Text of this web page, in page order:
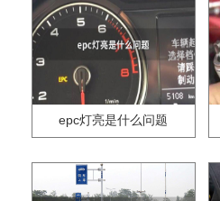
epc灯亮是什么问题